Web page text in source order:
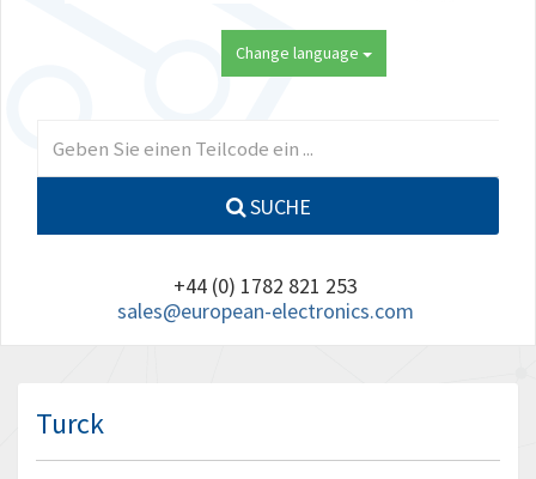
Change language
SUCHE
+44 (0) 1782 821 253
sales@european-electronics.com
Turck